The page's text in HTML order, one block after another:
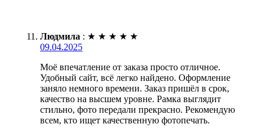
Людмила : ★ ★ ★ ★ ★
09.04.2025
Моё впечатление от заказа просто отличное.
Удобный сайт, всё легко найдено. Оформление
заняло немного времени. Заказ пришёл в срок,
качество на высшем уровне. Рамка выглядит
стильно, фото передали прекрасно. Рекомендую
всем, кто ищет качественную фотопечать.